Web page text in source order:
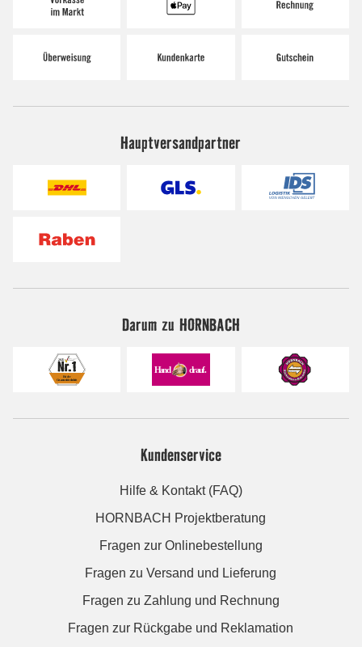
Hauptversandpartner
Darum zu HORNBACH
Kundenservice
Hilfe & Kontakt (FAQ)
HORNBACH Projektberatung
Fragen zur Onlinebestellung
Fragen zu Versand und Lieferung
Fragen zu Zahlung und Rechnung
Fragen zur Rückgabe und Reklamation